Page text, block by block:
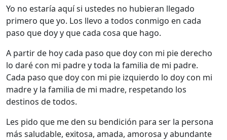
Yo no estaría aquí si ustedes no hubieran llegado
primero que yo. Los llevo a todos conmigo en cada
paso que doy y que cada cosa que hago.
A partir de hoy cada paso que doy con mi pie derecho
lo daré con mi padre y toda la familia de mi padre.
Cada paso que doy con mi pie izquierdo lo doy con mi
madre y la familia de mi madre, respetando los
destinos de todos.
Les pido que me den su bendición para ser la persona
más saludable, exitosa, amada, amorosa y abundante